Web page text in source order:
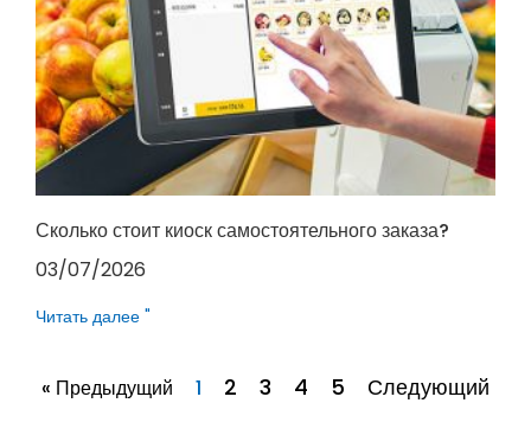
Сколько стоит киоск самостоятельного заказа?
03/07/2026
Читать далее "
« Предыдущий 1 2 3 4 5 Следующий